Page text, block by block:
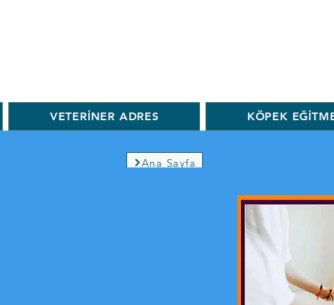
VETERİNER ADRES KÖPEK
Ana Sayfa